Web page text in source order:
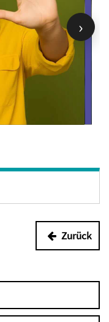
›
Zurück